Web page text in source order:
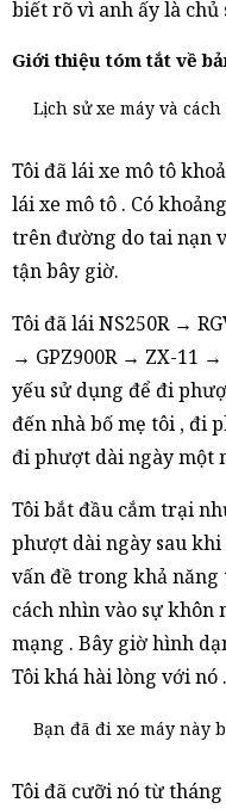
biết rõ vì anh ấy là chủ
Giới thiệu tóm tắt về
Lịch sử xe máy và
Tôi đã lái xe mô tô
lái xe mô tô . Có
trên đường do tai nạn
tận bây giờ.
Tôi đã lái NS250R →
→ GPZ900R → ZX-11 →
yếu sử dụng để đi
đến nhà bố mẹ tôi , đi
đi phượt dài ngày một
Tôi bắt đầu cắm trại
phượt dài ngày sau khi
vấn đề trong khả năng
cách nhìn vào sự khôn
mạng . Bây giờ hình
Tôi khá hài lòng với nó .
Bạn đã đi xe máy này
Tôi đã cưỡi nó từ